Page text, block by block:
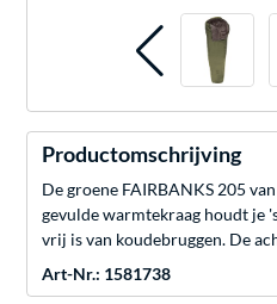
Productomschrijving
De groene FAIRBANKS 205
gevulde warmtekraag houdt je
vrij is van koudebruggen. De
Art-Nr.: 1581738